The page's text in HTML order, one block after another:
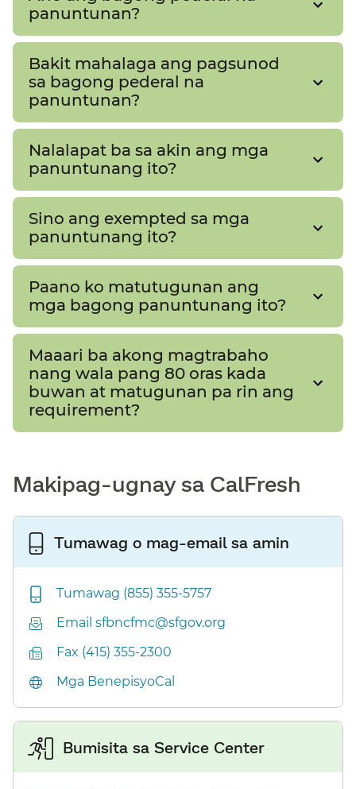
panuntunan?​​
Bakit mahalaga ang pagsunod
sa bagong pederal na
panuntunan?​​
Nalalapat ba sa akin ang mga
panuntunang ito?​​
Sino ang exempted sa mga
panuntunang ito?​​
Paano ko matutugunan ang
mga bagong panuntunang ito?​​
Maaari ba akong magtrabaho
nang wala pang 80 oras kada
buwan at matugunan pa rin ang
requirement?​​
Makipag-ugnay sa CalFresh​​
Tumawag o mag-email sa amin​​
Tumawag (855) 355-5757​​
Email sfbncfmc@sfgov.org​​
Fax (415) 355-2300​​
Mga BenepisyoCal​​
Bumisita sa Service Center​​